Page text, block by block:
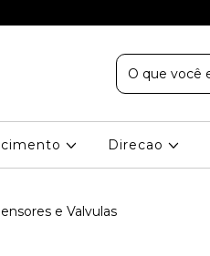
Direcao
e Valvulas